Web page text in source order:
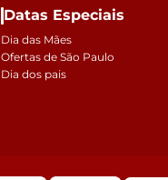
Datas Especiais
Dia das Mães
Ofertas de São Paulo
Dia dos pais